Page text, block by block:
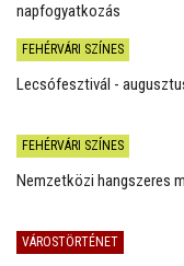
napfogyatkozás
FEHÉRVÁRI SZÍNES
Lecsófesztivál -
FEHÉRVÁRI SZÍNES
Nemzetközi hangszeres
VÁROSTÖRTÉNET